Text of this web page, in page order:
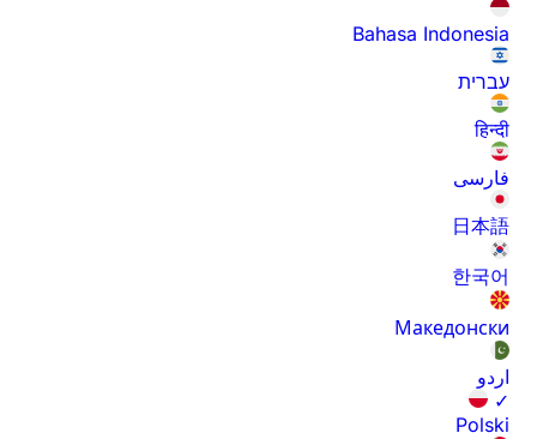
Bahasa Indonesia
עברית
हिन्दी
فارسی
日本語
한국어
Македонски
اردو
✓
Polski